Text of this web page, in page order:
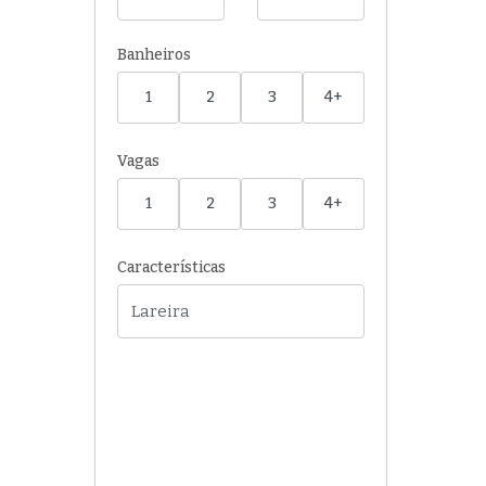
Banheiros
1 2 3 4+
Vagas
1 2 3 4+
Características